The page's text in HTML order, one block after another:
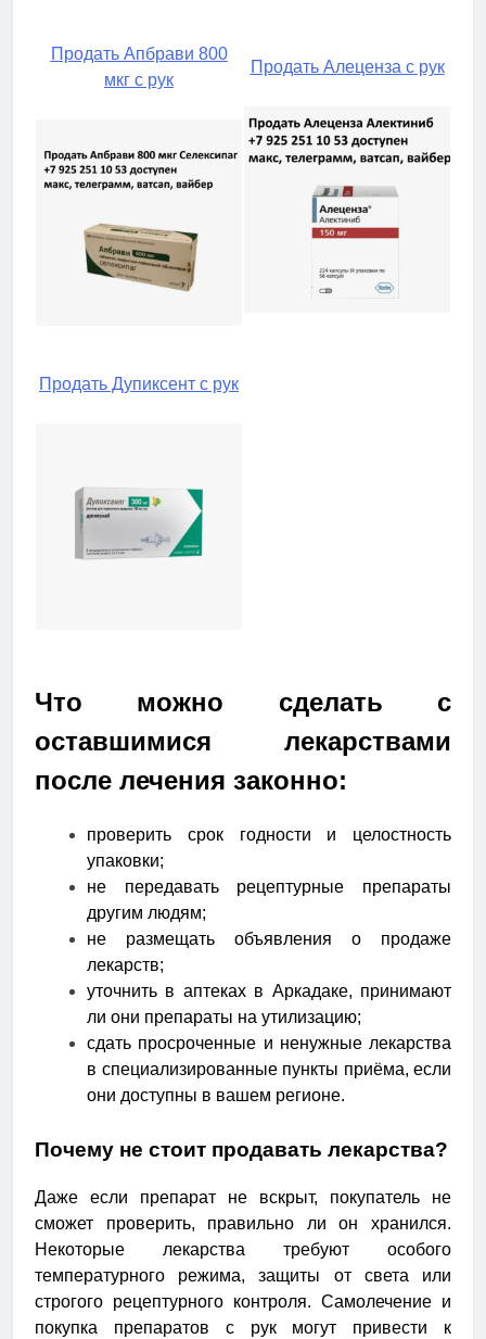
Продать Апбрави 800
мкг с рук
Продать Алеценза с рук
Продать Дупиксент с рук
Что можно сделать с
оставшимися лекарствами
после лечения законно:
проверить срок годности и целостность
упаковки;
не передавать рецептурные препараты
другим людям;
не размещать объявления о продаже
лекарств;
уточнить в аптеках в Аркадаке, принимают
ли они препараты на утилизацию;
сдать просроченные и ненужные лекарства
в специализированные пункты приёма, если
они доступны в вашем регионе.
Почему не стоит продавать лекарства?
Даже если препарат не вскрыт, покупатель не
сможет проверить, правильно ли он хранился.
Некоторые лекарства требуют особого
температурного режима, защиты от света или
строгого рецептурного контроля. Самолечение и
покупка препаратов с рук могут привести к